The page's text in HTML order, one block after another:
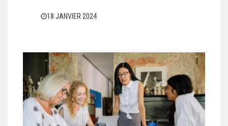
18 JANVIER 2024